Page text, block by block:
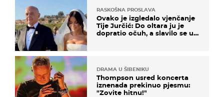
RASKOŠNA PROSLAVA
Ovako je izgledalo vjenčanje
Tije Jurčić: Do oltara ju je
dopratio očuh, a slavilo se uz
DRAMA U ŠIBENIKU
Thompson usred koncerta
iznenada prekinuo pjesmu:
"Zovite hitnu!"